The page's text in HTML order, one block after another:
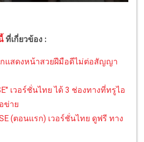
ที่เกี่ยวข้อง :
กแสดงหน้าสวยฝีมือดีไม่ต่อสัญญา
เวอร์ชั่นไทย ได้ 3 ช่องทางที่ทรูไอ
ข่าย
(ตอนแรก) เวอร์ชั่นไทย ดูฟรี ทาง